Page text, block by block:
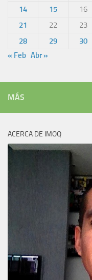
14
15 16
21
22 23
28
29 30
« Feb Abr »
MÁS
ACERCA DE IMOQ